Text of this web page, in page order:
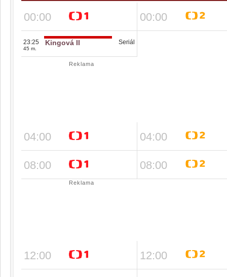
00:00
23:25
45 m.
Kingová II Seriál
00:00
Reklama
04:00 04:00
08:00 08:00
Reklama
12:00 12:00